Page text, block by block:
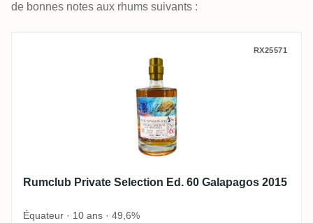
de bonnes notes aux rhums suivants :
Rumclub Private Selection Ed. 60 RX25571
Rumclub Private Selection Ed. 60 Galapagos 2015
Équateur · 10 ans · 49,6%